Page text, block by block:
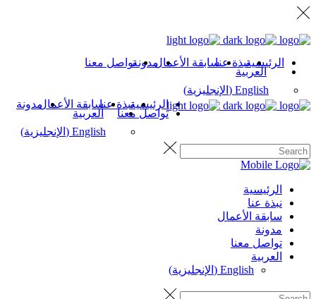
الرئيسيةنبذة عناسابقة الأعمالمدونةتواصل معنا
العربية
English
( الإنجليزية)
الرئيسيةنبذة عناسابقة الأعمالمدونة
تواصل معنا
العربية
English
( الإنجليزية)
الرئيسية
نبذة عنا
سابقة الأعمال
مدونة
تواصل معنا
العربية
English
( الإنجليزية)